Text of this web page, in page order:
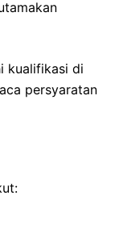
kualifikasi di
persyaratan